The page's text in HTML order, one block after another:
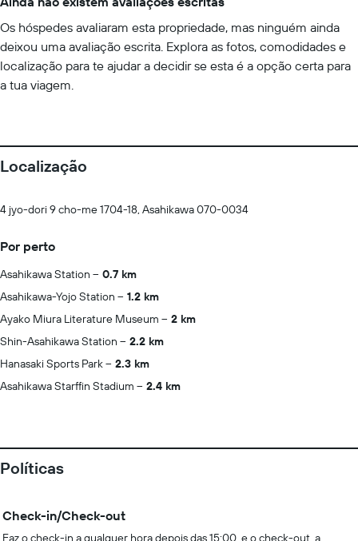
Os hóspedes avaliaram esta propriedade, mas ninguém ainda
deixou uma avaliação escrita. Explora as fotos, comodidades e
localização para te ajudar a decidir se esta é a opção certa para
a tua viagem.
Localização
4 jyo-dori 9 cho-me 1704-18, Asahikawa 070-0034
Por perto
Asahikawa Station
0.7 km
Asahikawa-Yojo Station
1.2 km
Ayako Miura Literature Museum
2 km
Shin-Asahikawa Station
2.2 km
Hanasaki Sports Park
2.3 km
Asahikawa Starffin Stadium
2.4 km
Políticas
Check-in/Check-out
Faz o check-in a qualquer hora depois das 15:00, e o check-out, a